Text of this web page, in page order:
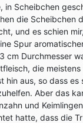
in Scheibchen
die Scheibchen
und es schien
Spur
cm Durchmesser
die
hin aus, so dass
Aber das
und
hatte, dass die